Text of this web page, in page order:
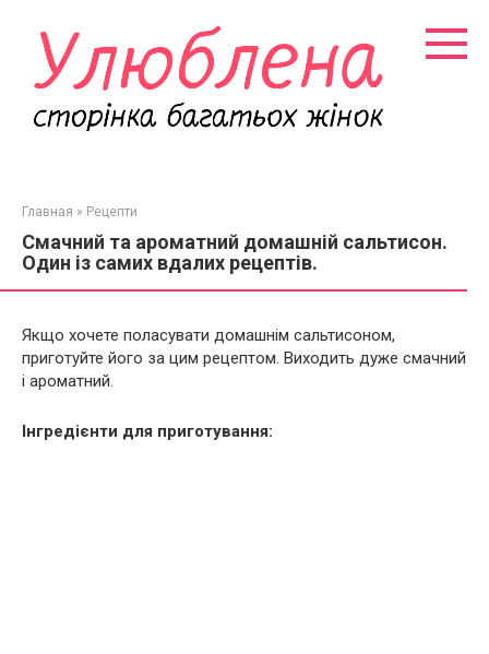
контенту
Главная » Рецепти
Смачний та ароматний домашній сальтисон.
Один із самих вдалих рецептів.
Якщо хочете поласувати домашнім сальтисоном,
приготуйте його за цим рецептом. Виходить дуже смачний
і ароматний.
Інгредієнти для приготування: